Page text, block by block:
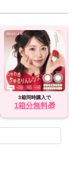
3箱同時購入で
1箱分無料🎁